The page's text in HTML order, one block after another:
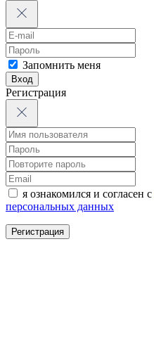
Запомнить меня
Вход
Регистрация
я ознакомился и согласен с
персональных данных
Регистрация